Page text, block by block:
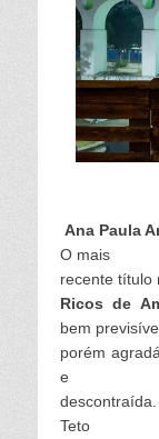
Ana Paula
O mais
recente título
Ricos de
bem
porém
e
Teto